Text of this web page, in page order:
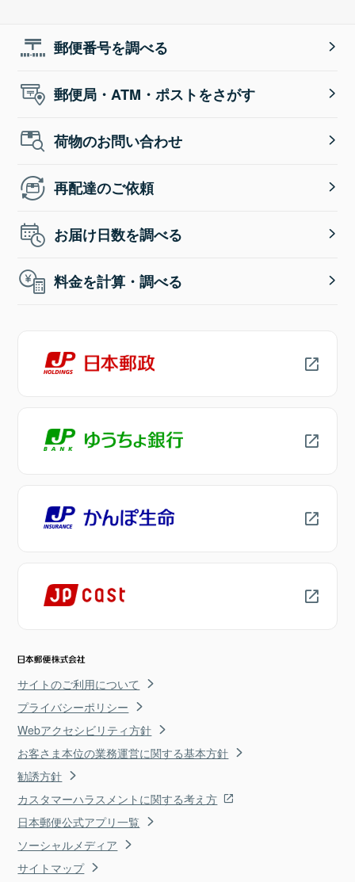
郵便番号を調べる
郵便局・ATM・ポストをさがす
荷物のお問い合わせ
再配達のご依頼
お届け日数を調べる
料金を計算・調べる
サイトのご利用について
プライバシーポリシー
Webアクセシビリティ方針
お客さま本位の業務運営に関する基本方針
勧誘方針
カスタマーハラスメントに関する考え方
日本郵便公式アプリ一覧
ソーシャルメディア
サイトマップ